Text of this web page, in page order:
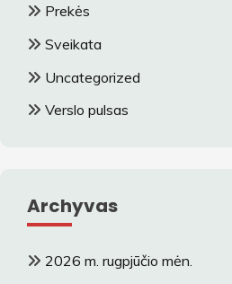
Prekės
Sveikata
Uncategorized
Verslo pulsas
Archyvas
2026 m. rugpjūčio mėn.